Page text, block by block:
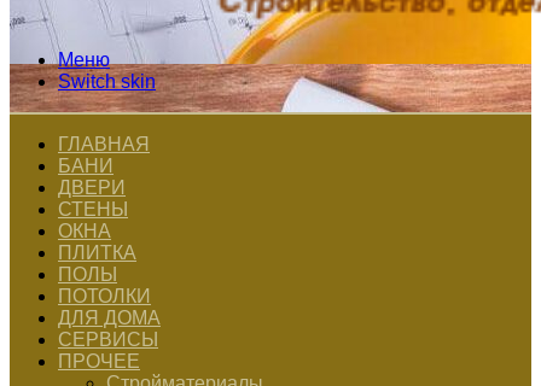
Меню
Switch skin
ГЛАВНАЯ
БАНИ
ДВЕРИ
СТЕНЫ
ОКНА
ПЛИТКА
ПОЛЫ
ПОТОЛКИ
ДЛЯ ДОМА
СЕРВИСЫ
ПРОЧЕЕ